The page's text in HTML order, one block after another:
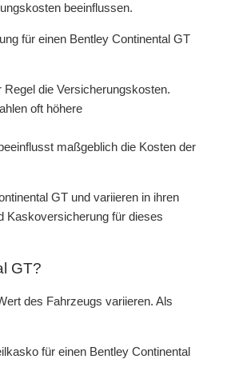
beeinflussen.
für einen Bentley Continental GT
die Versicherungskosten.
oft höhere
maßgeblich die Kosten der
GT und variieren in ihren
Kaskoversicherung für dieses
GT?
des Fahrzeugs variieren. Als
für einen Bentley Continental